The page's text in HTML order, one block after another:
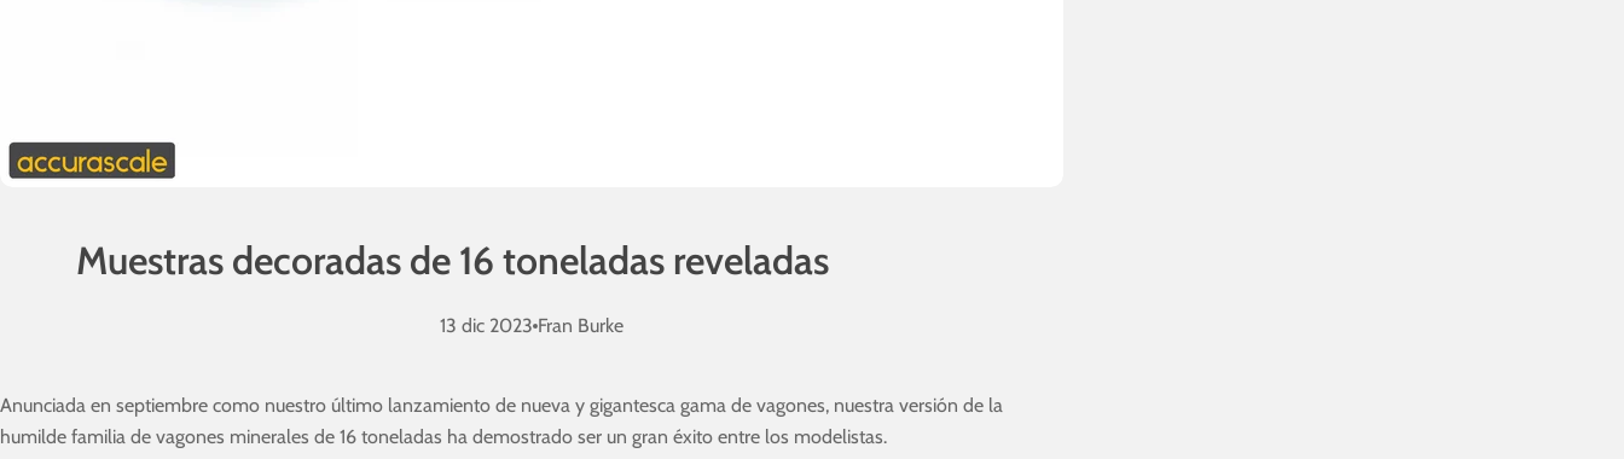
Muestras decoradas de 16 toneladas reveladas
13 dic 2023 Fran Burke
Anunciada en septiembre como nuestro último lanzamiento de nueva y gigantesca gama de vagones, nuestra versión de la
humilde familia de vagones minerales de 16 toneladas ha demostrado ser un gran éxito entre los modelistas.